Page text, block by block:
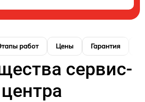
работ Цены Гарантия
сервис-
центра